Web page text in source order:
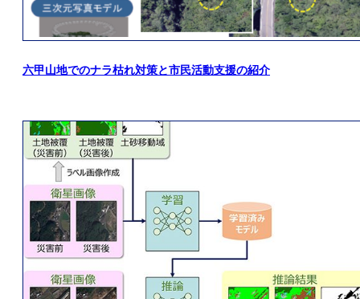
六甲山地でのナラ枯れ対策と市民活動支援の紹介